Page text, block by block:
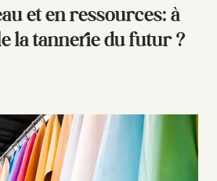
et en ressources: à
la tannerie du futur ?